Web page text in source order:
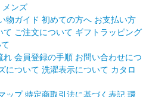
メンズ
物ガイド 初めての方へ お支払い方
て ご注文について ギフトラッピング
れ 会員登録の手順 お問い合わせにつ
について 洗濯表示について カタロ
ップ 特定商取引法に基づく表記 環